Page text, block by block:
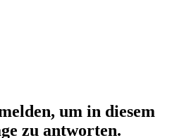
um in diesem
zu antworten.